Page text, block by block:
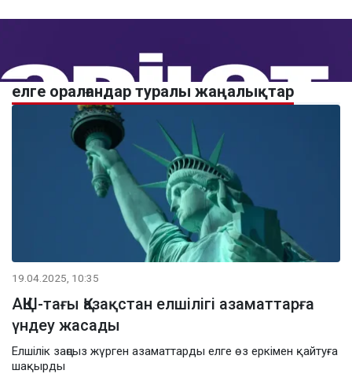
елге оралғандар туралы жаңалықтар
19.04.2025, 10:35
АҚШ-тағы Қазақстан елшілігі азаматтарға
үндеу жасады
Елшілік заңсыз жүрген азаматтарды елге өз еркімен қайтуға
шақырды